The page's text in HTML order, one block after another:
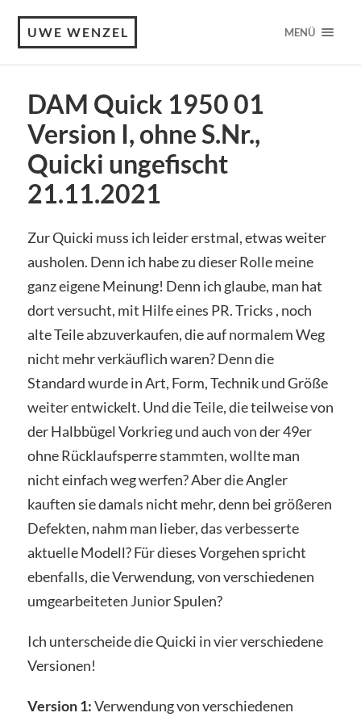
UWE WENZEL MENÜ
DAM Quick 1950 01
Version I, ohne S.Nr.,
Quicki ungefischt
21.11.2021
Zur Quicki muss ich leider erstmal, etwas weiter
ausholen. Denn ich habe zu dieser Rolle meine
ganz eigene Meinung! Denn ich glaube, man hat
dort versucht, mit Hilfe eines PR. Tricks , noch
alte Teile abzuverkaufen, die auf normalem Weg
nicht mehr verkäuflich waren? Denn die
Standard wurde in Art, Form, Technik und Größe
weiter entwickelt. Und die Teile, die teilweise von
der Halbbügel Vorkrieg und auch von der 49er
ohne Rücklaufsperre stammten, wollte man
nicht einfach weg werfen? Aber die Angler
kauften sie damals nicht mehr, denn bei größeren
Defekten, nahm man lieber, das verbesserte
aktuelle Modell? Für dieses Vorgehen spricht
ebenfalls, die Verwendung, von verschiedenen
umgearbeiteten Junior Spulen?
Ich unterscheide die Quicki in vier verschiedene
Versionen!
Version 1:Verwendung von verschiedenen